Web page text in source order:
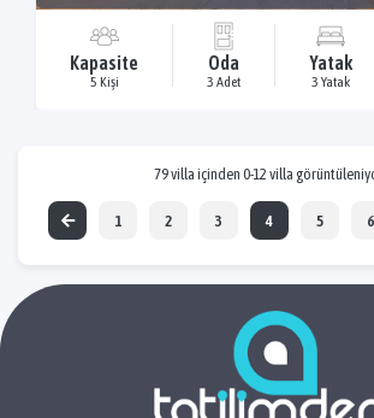
Kapasite
5 Kişi
Oda
3 Adet
Yatak
3 Yatak
79 villa içinden 0-12 villa
1 2 3 4 5 6